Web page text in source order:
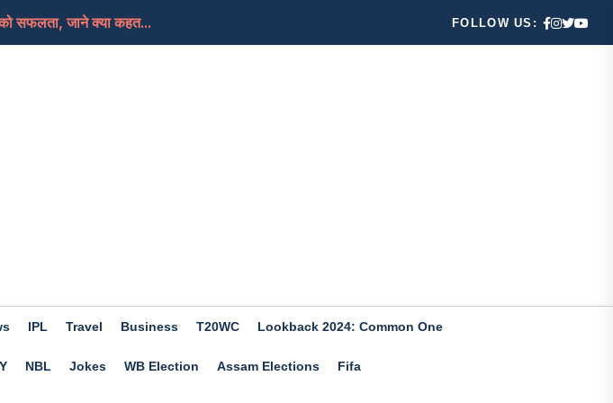
सफलता, जाने क्या कहत... FOLLOW US:
IPL Travel Business T20WC Lookback 2024: Common One
NBL Jokes WB Election Assam Elections Fifa